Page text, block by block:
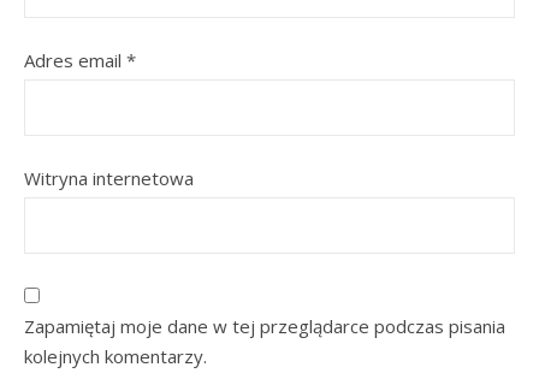
Adres email *
Witryna internetowa
Zapamiętaj moje dane w tej przeglądarce podczas pisania
kolejnych komentarzy.